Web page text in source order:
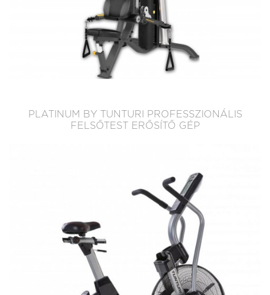
PLATINUM BY TUNTURI PROFESSZIONÁLIS
FELSŐTEST ERŐSÍTŐ GÉP